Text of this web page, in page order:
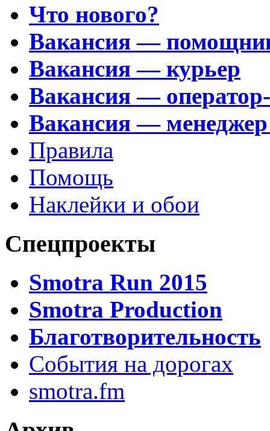
Что нового?
Вакансия —
Вакансия — курьер
Вакансия —
Вакансия —
Правила
Помощь
Наклейки и обои
Спецпроекты
Smotra Run 2015
Smotra Production
Благотворительность
События на дорогах
smotra.fm